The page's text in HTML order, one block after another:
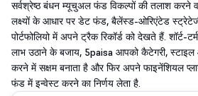
सर्वश्रेष्ठ बंधन म्यूचुअल फंड विकल्पों की तलाश करने
लक्ष्यों के आधार पर डेट फंड, बैलेंस्ड-ओरिएंटेड
पोर्टफोलियो में अपने ट्रैक रिकॉर्ड को देखते हैं. शॉर्ट-
लाभ उठाने के बजाय, 5paisa आपको कैटेगरी,
करने में सक्षम बनाता है और फिर अपने फाइनेंशियल
फंड में इन्वेस्ट करने का निर्णय लेता है.